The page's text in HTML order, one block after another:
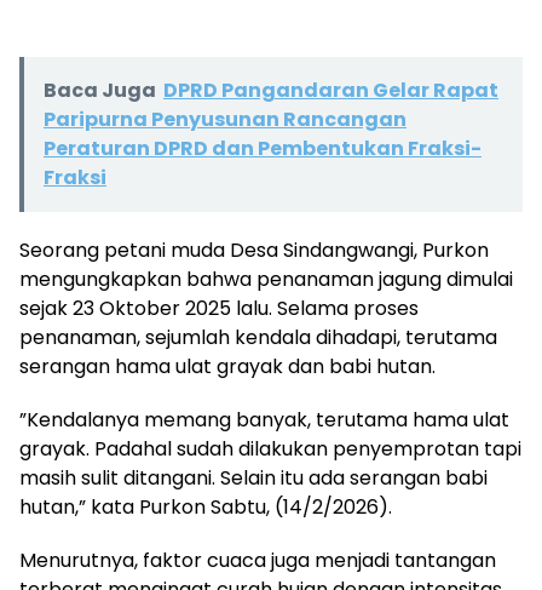
Baca Juga DPRD Pangandaran Gelar Rapat
Paripurna Penyusunan Rancangan
Peraturan DPRD dan Pembentukan Fraksi-
Fraksi
‎Seorang petani muda Desa Sindangwangi, Purkon
mengungkapkan bahwa penanaman jagung dimulai
sejak 23 Oktober 2025 lalu. Selama proses
penanaman, sejumlah kendala dihadapi, terutama
serangan hama ulat grayak dan babi hutan.
‎”Kendalanya memang banyak, terutama hama ulat
grayak. Padahal sudah dilakukan penyemprotan tapi
masih sulit ditangani. Selain itu ada serangan babi
hutan,” kata Purkon Sabtu, (14/2/2026).
‎Menurutnya, faktor cuaca juga menjadi tantangan